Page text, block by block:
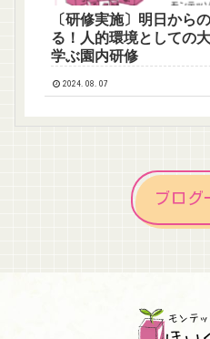
〔研修実施〕明日から
る！人的環境としての
学ぶ園内研修
2024.08.07
ブログ